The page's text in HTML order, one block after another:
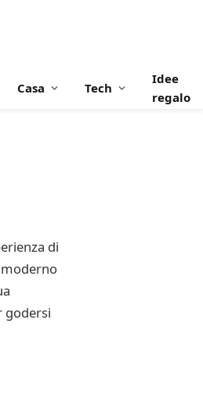
Casa Tech
Idee
regalo
di
godersi